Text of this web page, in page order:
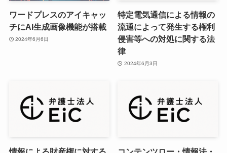
ワードプレスのアイキャッ
チにAI生成画像機能が搭載
2024年6月6日
特定電気通信による情報の
流通によって発生する権利
侵害等への対処に関する法
律
2024年6月3日